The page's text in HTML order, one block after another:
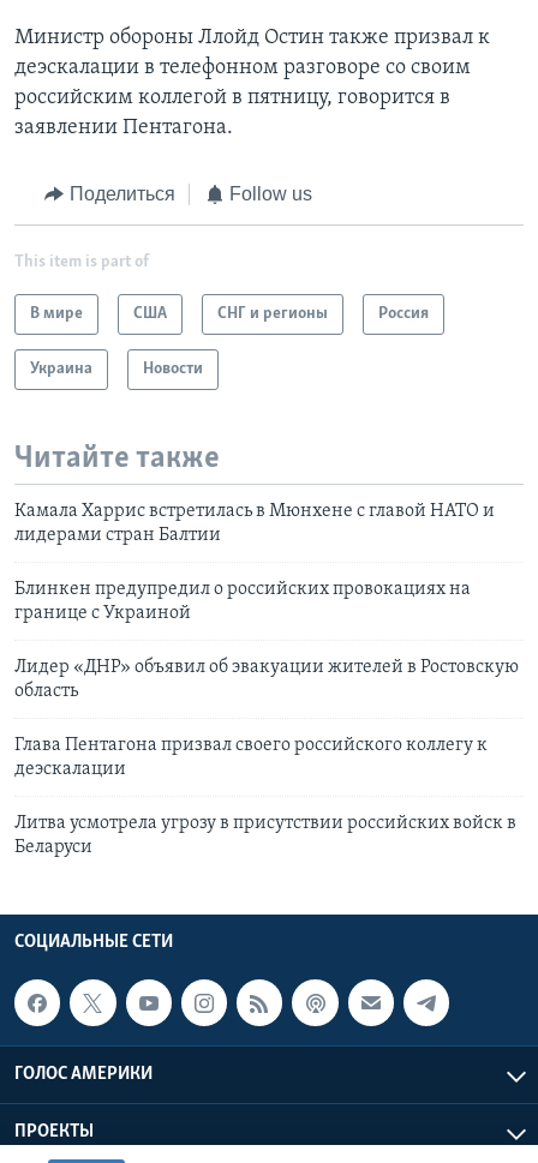
Министр обороны Ллойд Остин также призвал к
деэскалации в телефонном разговоре со своим
российским коллегой в пятницу, говорится в
заявлении Пентагона.
Поделиться Follow us
This item is part of
В мире США СНГ и регионы Россия
Украина Новости
Читайте также
Камала Харрис встретилась в Мюнхене с главой НАТО и
лидерами стран Балтии
Блинкен предупредил о российских провокациях на
границе с Украиной
Лидер «ДНР» объявил об эвакуации жителей в Ростовскую
область
Глава Пентагона призвал своего российского коллегу к
деэскалации
Литва усмотрела угрозу в присутствии российских войск в
Беларуси
СОЦИАЛЬНЫЕ СЕТИ
ГОЛОС АМЕРИКИ
ПРОЕКТЫ